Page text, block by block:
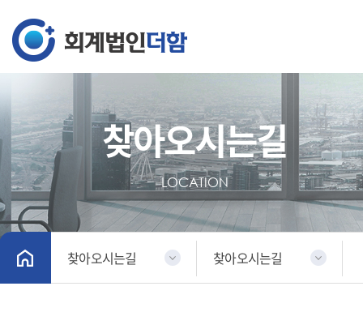
찾아오시는길
LOCATION
찾아오시는길 찾아오시는길